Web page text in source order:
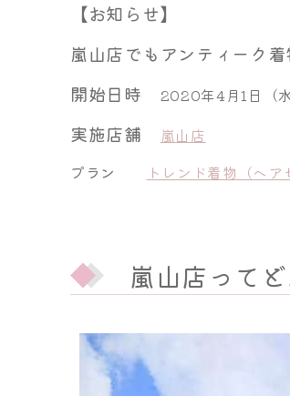
【お知らせ】
嵐山店でもアンティーク
開始日時
2020年4月1日（
実施店舗
嵐山店
プラン
トレンド着物（ヘ
嵐山店って